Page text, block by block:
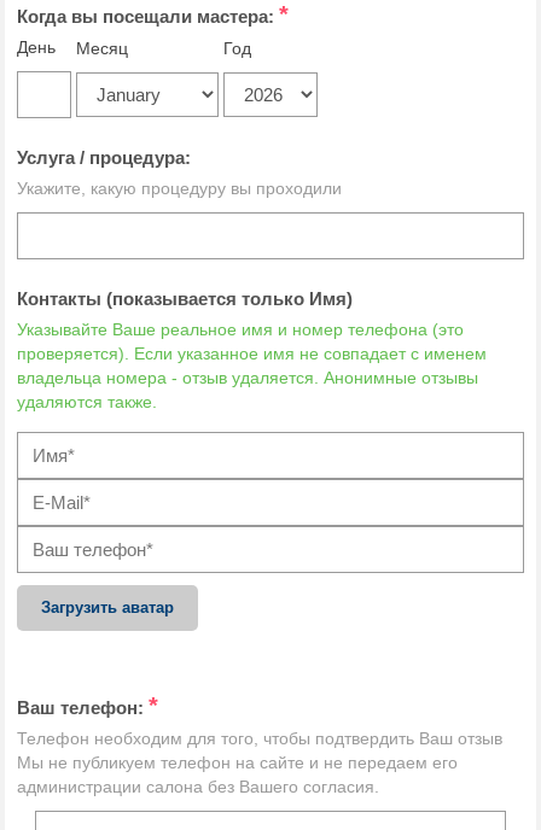
Когда вы посещали мастера: *
День Месяц Год
Услуга / процедура:
Укажите, какую процедуру вы проходили
Контакты (показывается только Имя)
Указывайте Ваше реальное имя и номер телефона (это
проверяется). Если указанное имя не совпадает с именем
владельца номера - отзыв удаляется. Анонимные отзывы
удаляются также.
Загрузить аватар
Ваш телефон: *
Телефон необходим для того, чтобы подтвердить Ваш отзыв
Мы не публикуем телефон на сайте и не передаем его
администрации салона без Вашего согласия.